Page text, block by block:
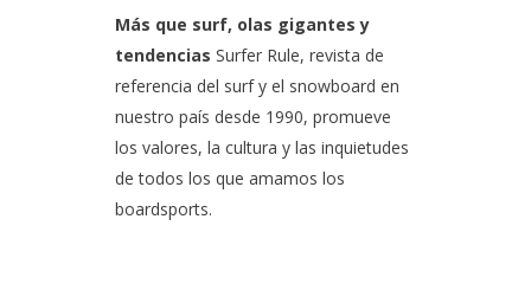
Más que surf, olas gigantes y
tendencias Surfer Rule, revista de
referencia del surf y el snowboard en
nuestro país desde 1990, promueve
los valores, la cultura y las inquietudes
de todos los que amamos los
boardsports.